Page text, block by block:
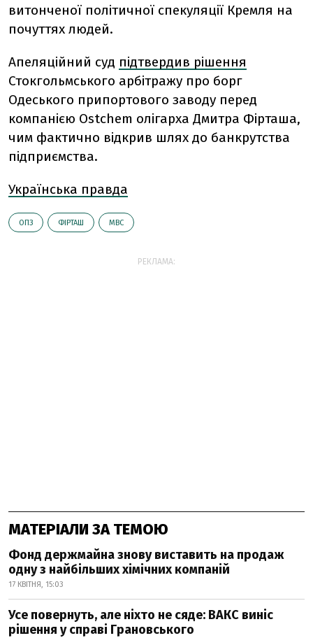
витонченої політичної спекуляції Кремля на
почуттях людей.
Апеляційний суд підтвердив рішення
Стокгольмського арбітражу про борг
Одеського припортового заводу перед
компанією Ostchem олігарха Дмитра Фірташа,
чим фактично відкрив шлях до банкрутства
підприємства.
Українська правда
ОПЗ ФІРТАШ МВС
РЕКЛАМА:
МАТЕРІАЛИ ЗА ТЕМОЮ
Фонд держмайна знову виставить на продаж
одну з найбільших хімічних компаній
17 КВІТНЯ, 15:03
Усе повернуть, але ніхто не сяде: ВАКС виніс
рішення у справі Грановського